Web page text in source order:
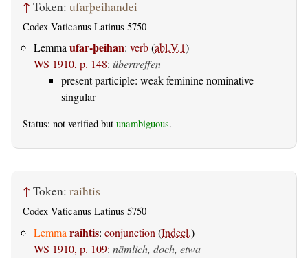
↑ Token: ufarþeihandei
Codex Vaticanus Latinus 5750
Lemmaufar-þeihan: verb(abl.V.1)
WS 1910, p. 148: übertreffen
present participle: weak feminine nominative
singular
Status: not verified but unambiguous.
↑ Token: raihtis
Codex Vaticanus Latinus 5750
Lemma raihtis: conjunction (Indecl.)
WS 1910, p. 109: nämlich, doch, etwa